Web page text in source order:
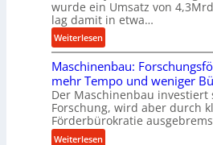
t
e
l
s
t
a
n
d
o
n
K
o
e
n
i
g
&
B
wurde ein Umsatz von
lag damit in etwa…
Weiterlesen:
T
r
u
m
p
f
Maschinenbau:
mehr Tempo und weniger
Der Maschinenbau investiert
Forschung, wird aber durch
Förderbürokratie
Weiterlesen: